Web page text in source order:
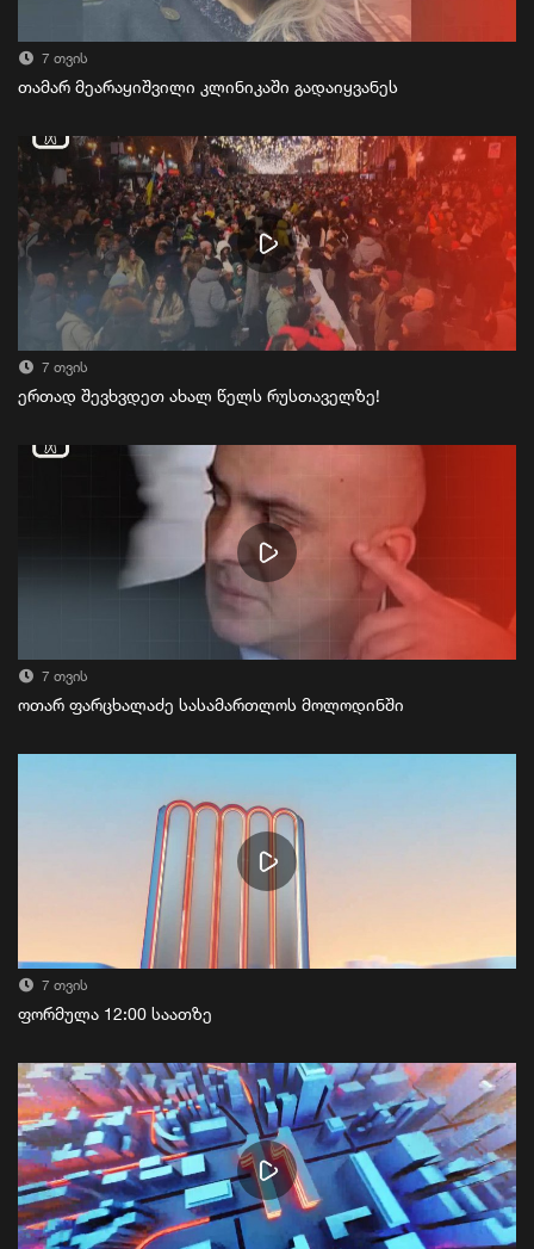
7 თვის
თამარ მეარაყიშვილი კლინიკაში გადაიყვანეს
7 თვის
ერთად შევხვდეთ ახალ წელს რუსთაველზე!
7 თვის
ოთარ ფარცხალაძე სასამართლოს მოლოდინში
7 თვის
ფორმულა 12:00 საათზე